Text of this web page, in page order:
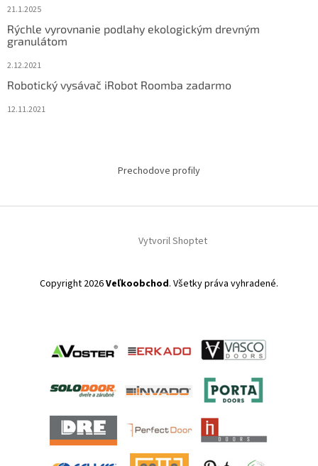
21.1.2025
Rýchle vyrovnanie podlahy ekologickým drevným
granulátom
2.12.2021
Robotický vysávač iRobot Roomba zadarmo
12.11.2021
Prechodove profily
Vytvoril Shoptet
Copyright 2026Veľkoobchod. Všetky práva vyhradené.